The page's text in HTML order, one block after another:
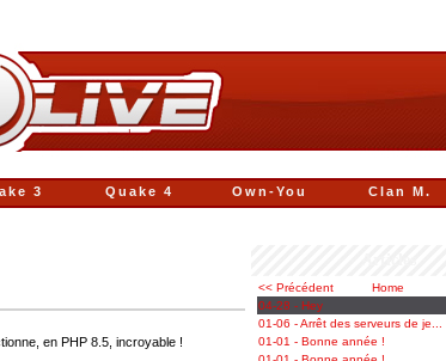
Clan M.
Own-You
Quake 4
3
<< Précédent Home
04-28 - Hey
01-06 - Arrêt des serveurs de je...
01-01 - Bonne année !
en PHP 8.5, incroyable !